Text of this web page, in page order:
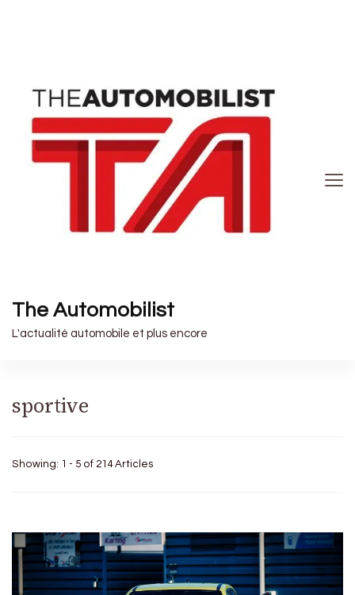
The Automobilist
L'actualité automobile et plus encore
sportive
Showing: 1 - 5 of 214 Articles